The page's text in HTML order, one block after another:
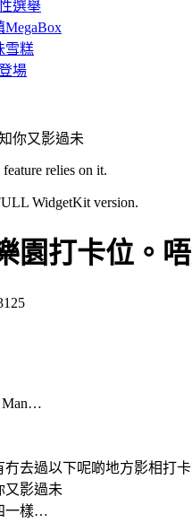
你又影過未
relies on it.
WidgetKit version.
園打卡位。
Man…
去過以下呢啲地方影相打
一樣…